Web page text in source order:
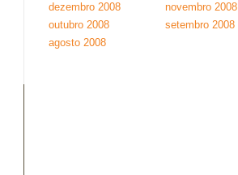
dezembro 2008
novembro 2008
outubro 2008
setembro 2008
agosto 2008